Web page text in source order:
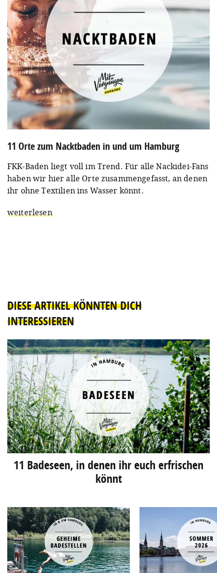
11 Orte zum Nacktbaden in und um Hamburg
FKK-Baden liegt voll im Trend. Für alle Nackidei-Fans
haben wir hier alle Orte zusammengefasst, an denen
ihr ohne Textilien ins Wasser könnt.
weiterlesen
DIESE ARTIKEL KÖNNTEN DICH
INTERESSIEREN
11 Badeseen, in denen ihr euch erfrischen
könnt